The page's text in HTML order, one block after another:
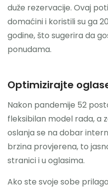
duže rezervacije. Ovaj
domaćini i koristili su ga
godine, što sugerira da
ponudama.
Optimizirajte
Nakon pandemije 52
fleksibilan model rada, a
oslanja se na dobar
brzina provjerena, to
stranici i u oglasima.
Ako ste svoje sobe